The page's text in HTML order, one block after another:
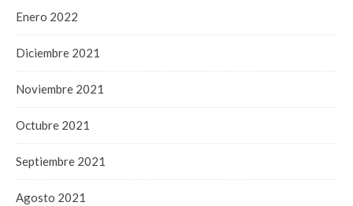
Enero 2022
Diciembre 2021
Noviembre 2021
Octubre 2021
Septiembre 2021
Agosto 2021